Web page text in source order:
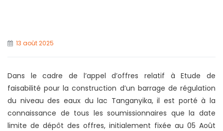
13 août 2025
Dans le cadre de l’appel d’offres relatif à Etude de
faisabilité pour la construction d’un barrage de régulation
du niveau des eaux du lac Tanganyika, il est porté à la
connaissance de tous les soumissionnaires que la date
limite de dépôt des offres, initialement fixée au 05 Août